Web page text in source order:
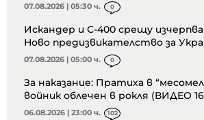
07.08.2026 | 05:30 ч. 0
Искандер и С-400 срещу
Ново предизвикателство за
07.08.2026 | 05:00 ч. 0
За наказание: Пратиха в
войник облечен в рокля (ВИДЕО
06.08.2026 | 23:00 ч. 102